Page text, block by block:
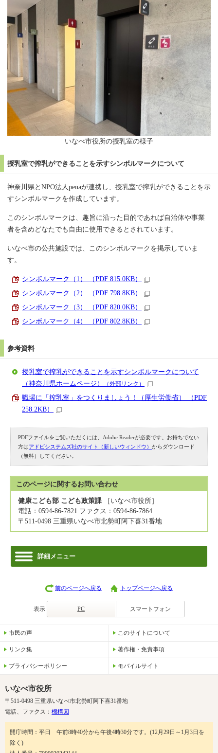
いなべ市役所の授乳室の様子
授乳室で搾乳ができることを示すシンボルマークについて
神奈川県とNPO法人penaが連携し、授乳室で搾乳ができることを示
すシンボルマークを作成しています。
このシンボルマークは、趣旨に沿った目的であれば自治体や事業
者を含めどなたでも自由に使用できるとされています。
いなべ市の公共施設では、このシンボルマークを掲示していま
す。
シンボルマーク（1） （PDF 815.0KB）
シンボルマーク（2） （PDF 798.8KB）
シンボルマーク（3） （PDF 820.0KB）
シンボルマーク（4） （PDF 802.8KB）
参考資料
授乳室で搾乳ができることを示すシンボルマークについて
（神奈川県ホームページ）
（外部リンク）
職場に「搾乳室」をつくりましょう！（厚生労働省） （PDF
258.2KB）
PDFファイルをご覧いただくには、Adobe Readerが必要です。お持ちでない
方はアドビシステムズ社のサイト（新しいウィンドウ）からダウンロード
（無料）してください。
このページに関するお問い合わせ
健康こども部 こども政策課 ［いなべ市役所］
電話：0594-86-7821 ファクス：0594-86-7864
〒511-0498 三重県いなべ市北勢町阿下喜31番地
詳細メニュー
前のページへ戻る トップページへ戻る
表示 PC スマートフォン
市民の声 このサイトについて
リンク集 著作権・免責事項
プライバシーポリシー モバイルサイト
いなべ市役所
〒511-0498 三重県いなべ市北勢町阿下喜31番地
電話、ファクス： 機構図
開庁時間：平日 午前8時40分から午後4時30分です。(12月29日～1月3日を
除く)